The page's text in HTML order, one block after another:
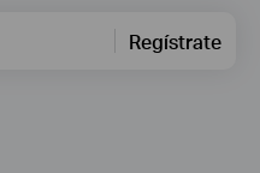
Regístrate